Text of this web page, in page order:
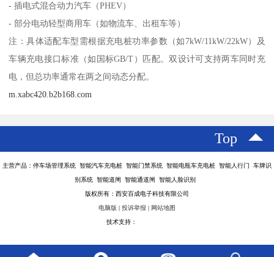
- 插电式混合动力汽车（PHEV）
- 部分电动轻型商用车（如物流车、出租车等）
注：具体适配车型需根据充电桩功率参数（如7kW/11kW/22kW）及
车辆充电接口标准（如国标GB/T）匹配。双设计可支持两车同时充
电，但总功率通常在两之间动态分配。
m.xabc420.b2b168.com
Top
主营产品：停车场管理系统 智能汽车充电桩 智能门禁系统 智能电瓶车充电桩 智能人行门 车牌识
别系统 智能道闸 智能通道闸 智能人脸识别
版权所有：西安百成电子科技有限公司
电脑版 投诉举报 网站地图
技术支持：